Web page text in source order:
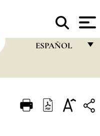
ESPAÑOL
ITALIANO